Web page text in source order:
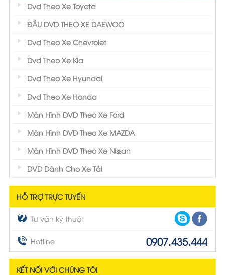
Dvd Theo Xe Toyota
ĐẦU DVD THEO XE DAEWOO
Dvd Theo Xe Chevrolet
Dvd Theo Xe Kia
Dvd Theo Xe Hyundai
Dvd Theo Xe Honda
Màn Hình DVD Theo Xe Ford
Màn Hình DVD Theo Xe MAZDA
Màn Hình DVD Theo Xe Nissan
DVD Dành Cho Xe Tải
HỖ TRỢ TRỰC TUYẾN
Tư vấn kỹ thuật
Hotline 0907.435.444
KẾT NỐI VỚI CHÚNG TÔI